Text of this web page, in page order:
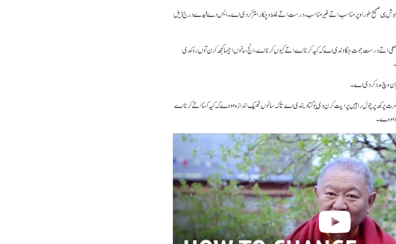
ہی صحیح طور اوپر مناسب اتے غیر مناسب، درست اتے غلط وچکار انتر کردی اے۔ ایس دے فیدے درج ذیل
اتے درست جوت جگاوندی اے کہ کیہ کرنا اے اتےکیوں کرنا اے، انج سانوں اجیہا کجھ کرن توں روکدی
وچ مدد کردی اے۔
پرچول راہیں پراپت کرن دی یوگتا دیندی اے تا کہ سانوں ٹھیک اندازہ ہووے کہ کیہ کہنا اتے کرنا اے
ہووے۔